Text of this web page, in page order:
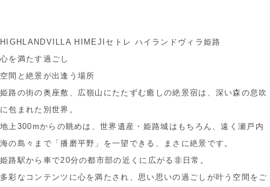
HIGHLANDVILLA HIMEJI セトレ ハイランドヴィラ姫路
心を満たす過ごし
空間と絶景が出逢う場所
姫路の街の奥座敷、広嶺山にたたずむ癒しの絶景宿は、深い森の息吹
に包まれた別世界。
地上300mからの眺めは、世界遺産・姫路城はもちろん、遠く瀬戸内
海の島々まで「播磨平野」を一望できる、まさに絶景です。
姫路駅から車で20分の都市部の近くに広がる非日常。
多彩なコンテンツに心を満たされ、思い思いの過ごしが叶う空間をご